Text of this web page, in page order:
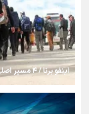
روایت
از طلوع
جمله‌ای که
تهران رفتند»
اینفو برنا / ۴ مسیر اصلی پیاده روی اربعین در عراق